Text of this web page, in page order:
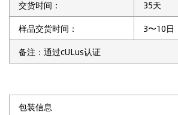
交货时间：
35天
样品交货时间：
3〜10日
备注：通过cULus认证
包装信息